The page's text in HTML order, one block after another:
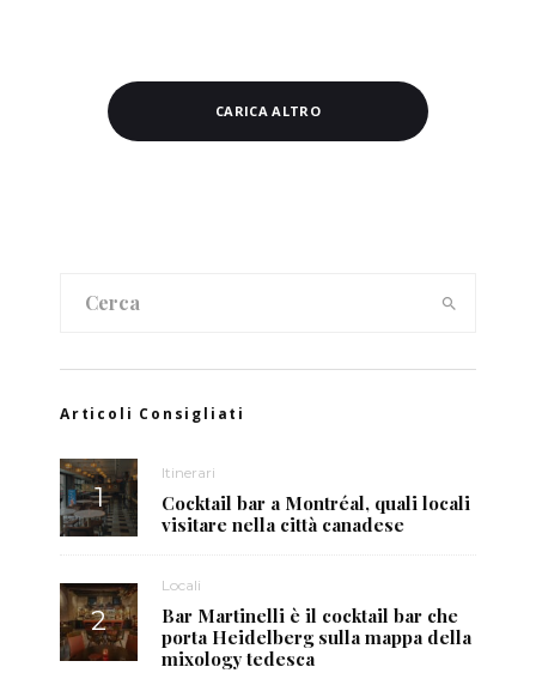
CARICA ALTRO
Articoli Consigliati
Itinerari
Cocktail bar a Montréal, quali locali
visitare nella città canadese
Locali
Bar Martinelli è il cocktail bar che
porta Heidelberg sulla mappa della
mixology tedesca